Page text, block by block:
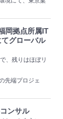
岡拠点所属IT
グローバル
、残りはほぼリ
先端プロジェ
ンサル